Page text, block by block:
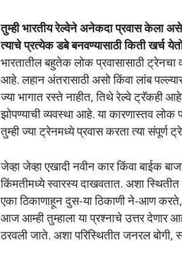
तुम्ही भारतीय रेल्वेने अनेकदा प्रवास केला
त्याचे प्रत्येक डबे बनवण्यासाठी किती खर्च
भारतातील बहुतेक लोक प्रवासासाठी
आहे. लहान अंतरासाठी असो किंवा लांब
ज्या भागात रस्ते नाहीत, तिथे रेल्वे ट्रॅकही
झोपण्याची व्यवस्था आहे. या कारणास्तव
तुम्ही ज्या ट्रेनमध्ये प्रवास करता त्या संपूर्ण
जेव्हा जेव्हा एखादी नवीन कार किंवा बाईक
किंमतीमध्ये स्वारस्य दाखवतात. अशा स्थितीत
एका ठिकाणाहून दुस-या ठिकाणी ने-आण
आज आम्ही तुम्हाला या प्रश्नाचे उत्तर देणार
ठरवली जाते. अशा परिस्थितीत जनरल